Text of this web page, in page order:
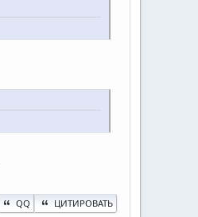
QQ ЦИТИРОВАТЬ